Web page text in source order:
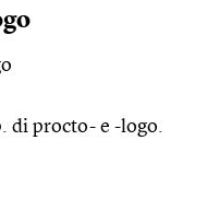
di procto- e -logo.